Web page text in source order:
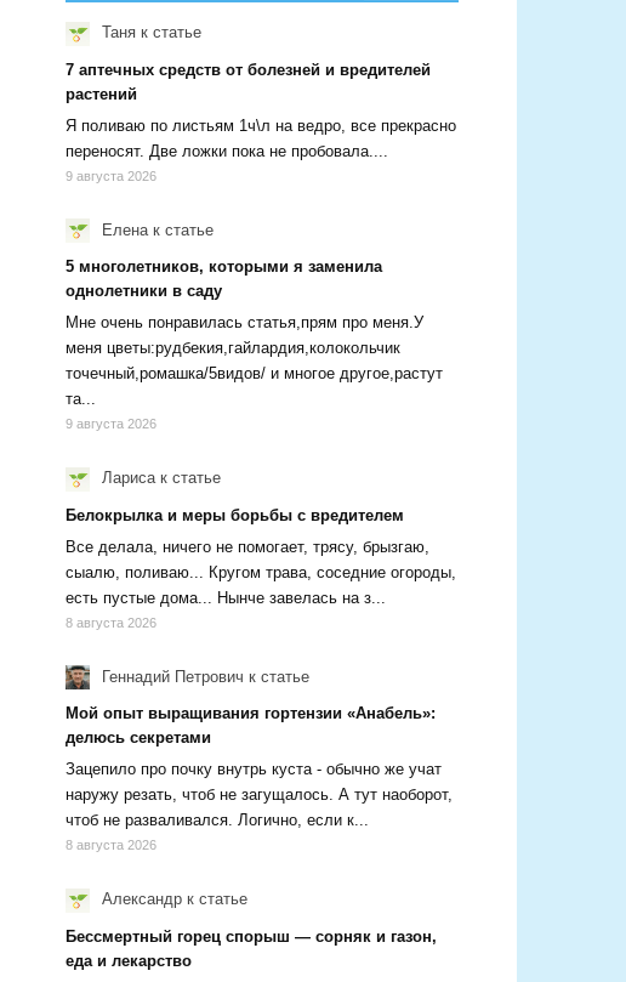
Таня к статье
7 аптечных средств от болезней и вредителей
растений
Я поливаю по листьям 1ч\л на ведро, все прекрасно
переносят. Две ложки пока не пробовала....
9 августа 2026
Елена к статье
5 многолетников, которыми я заменила
однолетники в саду
Мне очень понравилась статья,прям про меня.У
меня цветы:рудбекия,гайлардия,колокольчик
точечный,ромашка/5видов/ и многое другое,растут
та...
9 августа 2026
Ларисак статье
Белокрылка и меры борьбы с вредителем
Все делала, ничего не помогает, трясу, брызгаю,
сыалю, поливаю... Кругом трава, соседние огороды,
есть пустые дома... Нынче завелась на з...
8 августа 2026
Геннадий Петрович к статье
Мой опыт выращивания гортензии «Анабель»:
делюсь секретами
Зацепило про почку внутрь куста - обычно же учат
наружу резать, чтоб не загущалось. А тут наоборот,
чтоб не разваливался. Логично, если к...
8 августа 2026
Александр к статье
Бессмертный горец спорыш — сорняк и газон,
еда и лекарство